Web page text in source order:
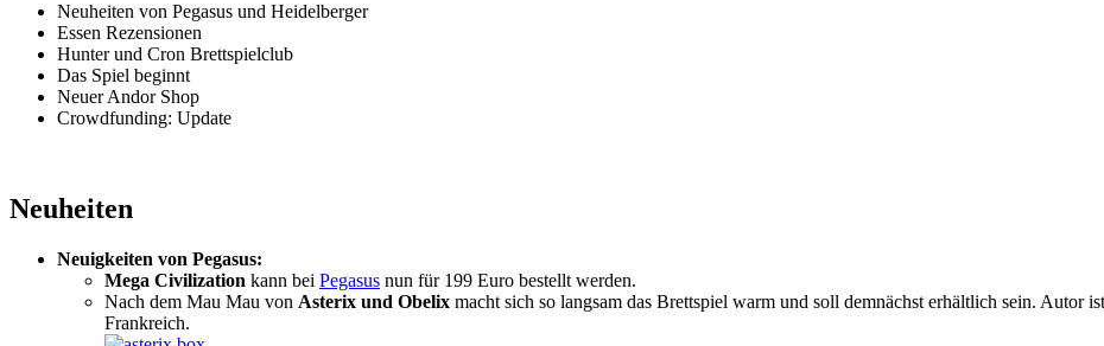
Neuheiten von Pegasus und Heidelberger
Essen Rezensionen
Hunter und Cron Brettspielclub
Das Spiel beginnt
Neuer Andor Shop
Crowdfunding: Update
Neuheiten
Neuigkeiten von Pegasus:
Mega Civilization kann bei Pegasus nun für 199 Euro bestellt werden.
Nach dem Mau Mau von Asterix und Obelix macht sich so langsam das Brettspiel warm und soll demnächst erhältlich sein. Autor
Frankreich.